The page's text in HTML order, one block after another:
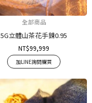
全部商品
5G立體山茶花手鍊0.95
NT$99,999
加LINE詢問購買